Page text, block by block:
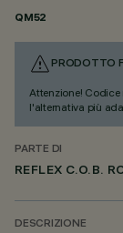
QM52
PRODOTTO
Attenzione!
l'alternativa più
PARTE DI
REFLEX C.O.B.
DESCRIZIONE